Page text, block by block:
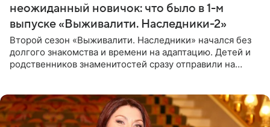
неожиданный новичок: что было в 1-м
выпуске «Выживалити. Наследники-2»
Второй сезон «Выживалити. Наследники» начался без
долгого знакомства и времени на адаптацию. Детей и
родственников знаменитостей сразу отправили на